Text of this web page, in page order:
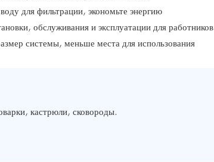
для фильтрации, экономьте энергию
обслуживания и эксплуатации для работников
системы, меньше места для использования
кастрюли, сковороды.